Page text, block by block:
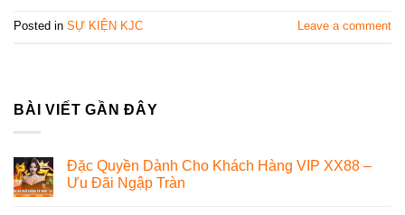
Posted in SỰ KIỆN KJC Leave a comment
BÀI VIẾT GẦN ĐÂY
Đặc Quyền Dành Cho Khách Hàng VIP XX88 –
Ưu Đãi Ngập Tràn